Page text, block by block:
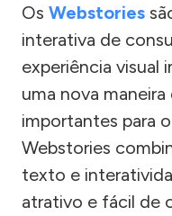
Os Webstories
interativa de
experiência visual
uma nova
importantes para
Webstories
texto e
atrativo e fácil de